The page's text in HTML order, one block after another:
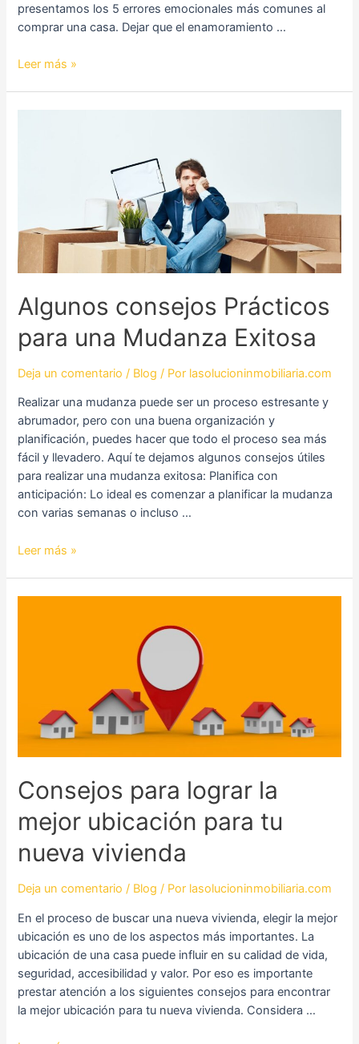
presentamos los 5 errores emocionales más comunes al
comprar una casa. Dejar que el enamoramiento …
Leer más »
Algunos consejos Prácticos
para una Mudanza Exitosa
Deja un comentario / Blog / Por lasolucioninmobiliaria.com
Realizar una mudanza puede ser un proceso estresante y
abrumador, pero con una buena organización y
planificación, puedes hacer que todo el proceso sea más
fácil y llevadero. Aquí te dejamos algunos consejos útiles
para realizar una mudanza exitosa: Planifica con
anticipación: Lo ideal es comenzar a planificar la mudanza
con varias semanas o incluso …
Exitosa
Leer más »
Consejos para lograr la
mejor ubicación para tu
nueva vivienda
Deja un comentario / Blog / Por lasolucioninmobiliaria.com
En el proceso de buscar una nueva vivienda, elegir la mejor
ubicación es uno de los aspectos más importantes. La
ubicación de una casa puede influir en su calidad de vida,
seguridad, accesibilidad y valor. Por eso es importante
prestar atención a los siguientes consejos para encontrar
la mejor ubicación para tu nueva vivienda. Considera …